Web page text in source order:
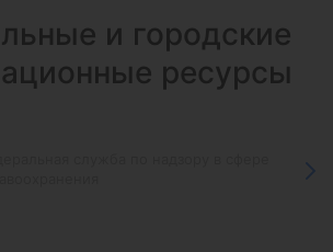
и городские
ресурсы